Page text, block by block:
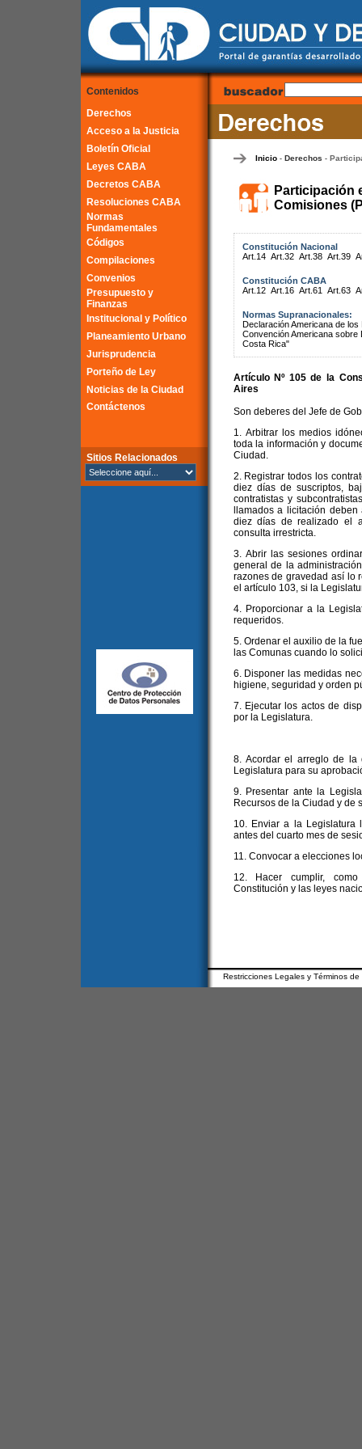
Contenidos
Derechos
Acceso a la Justicia
Boletín Oficial
Leyes CABA
Decretos CABA
Resoluciones CABA
Normas
Fundamentales
Códigos
Compilaciones
Convenios
Presupuesto y
Finanzas
Institucional y Político
Planeamiento Urbano
Jurisprudencia
Porteño de Ley
Noticias de la Ciudad
Contáctenos
Sitios Relacionados
Inicio- Derechos -
Participación
Comisiones
Constitución Nacional
Art.14 Art.32 Art.38 Art.39
Constitución CABA
Art.12 Art.16 Art.61 Art.63
Normas Supranacionales:
Declaración Americana de
Convención Americana
Costa Rica"
Artículo Nº 105 de la
Aires
Son deberes del Jefe de
1. Arbitrar los medios
toda la información y
Ciudad.
2. Registrar todos los
diez días de suscriptos,
contratistas y
llamados a licitación
diez días de realizado el
consulta irrestricta.
3. Abrir las sesiones
general de la
razones de gravedad así lo
el artículo 103, si la
4. Proporcionar a la
requeridos.
5. Ordenar el auxilio de la
las Comunas cuando lo
6. Disponer las medidas
higiene, seguridad y orden
7. Ejecutar los actos de
por la Legislatura.
8. Acordar el arreglo de
Legislatura para su
9. Presentar ante la
Recursos de la Ciudad y de
10. Enviar a la Legislatura
antes del cuarto mes de
11. Convocar a elecciones
12. Hacer cumplir,
Constitución y las leyes
Restricciones Legales y Términos de